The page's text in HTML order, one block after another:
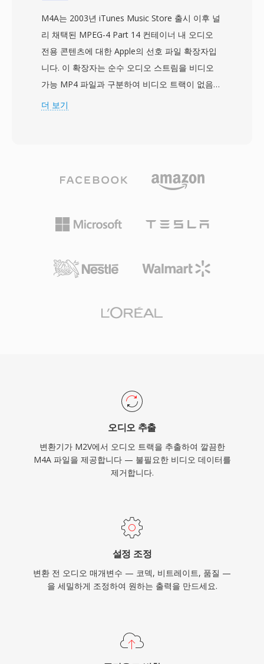
지원하며, 비트레이트는 소비자 콘텐츠의 경우 일
반적으로 2~15Mbps, 전문 용도에서는 최대
80Mbps에 이릅니다. 인트라 코딩 프레임과 예측
프레임을 함께 사용하여 압축 효율과 랜덤 액세스
기능 간의 효과적인 균형을 제공합니다. M2V는 비
디오만 포함하고 오디오나 동기화 정보가 없으므
M2V 입력을 기대하므로, 이 형식은 전문 디스크
마스터링 및 방송 준비 워크플로우에서 필수적인
M4A는 2003년 iTunes Music Store 출시 이후 널
리 채택된 MPEG-4 Part 14 컨테이너 내 오디오
전용 콘텐츠에 대한 Apple의 선호 파일 확장자입
니다. 이 확장자는 순수 오디오 스트림을 비디오
가능 MP4 파일과 구분하여 비디오 트랙이 없음을
플레이어에 알립니다. 내부적으로 M4A 파일은
은 향상된 스펙트럼 밴드 복제, 시간적 노이즈 셰
트에서 MP3보다 더 나은 음질을 제공합니다. 최
대 96 kHz 샘플레이트와 24비트 심도가 지원됩니
Apple Music, iPhone, iPad, macOS 모두 M4A를
트 시스템에 걸쳐 있습니다. 세 가지 실질적인 이
더 보기
오디오 추출
변환기가 M2V에서 오디오 트랙을 추출하여 깔끔한
M4A 파일을 제공합니다 — 불필요한 비디오 데이터를
제거합니다.
설정 조정
변환 전 오디오 매개변수 — 코덱, 비트레이트, 품질 —
을 세밀하게 조정하여 원하는 출력을 만드세요.